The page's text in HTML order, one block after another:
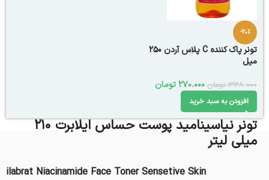
-20%
تونر پاک کننده C پلاس آردن 250
میل
338.000 تومان 270.000تومان
افزودن به سبد خرید
تونر نیاسینامید پوست حساس ایلابرت 210
میلی لیتر
ilabrat Niacinamide Face Toner Sensetive Skin